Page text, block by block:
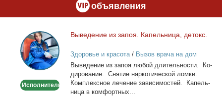
объявления
Выведение
из
запоя.
Капельница,
Исполнитель
Вы­ве­де­ние из за­поя. Ка­пель­ни­ца, де­токс.
Здоровье и красота/ Вызов врача на дом
Вы­ве­де­ние из за­поя лю­бой дли­тель­но­сти. Ко­
ди­ро­ва­ние. Сня­тие нар­ко­ти­че­ской лом­ки.
Ком­плекс­ное ле­че­ние за­ви­си­мо­стей. Ка­пель­
ни­ца в ком­форт­ных...